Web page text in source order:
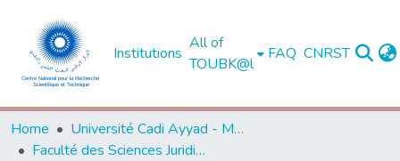
Institutions
All of
TOUBK@l
FAQ CNRST
Home
Université Cadi Ayyad - Marrakech
Faculté des Sciences Juridiques, Economiques et Sociales - Marrakech